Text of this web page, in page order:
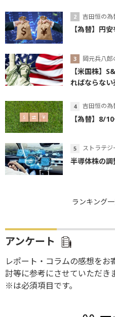
吉田恒の為
【為替】円
岡元兵八
【米国株】
ればならな
吉田恒の為
【為替】8/
ストラテジ
半導体株の
ランキング
アンケート
レポート・コラムの感想を
討等に参考にさせていただき
※は必須項目です。